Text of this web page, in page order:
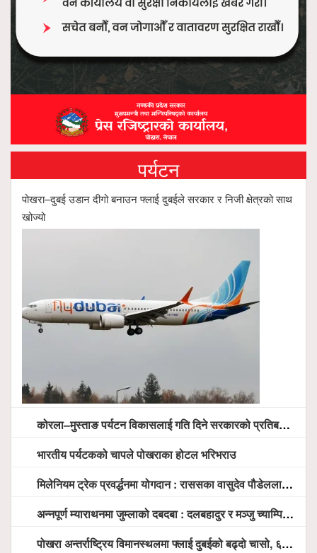
पर्यटन
पोखरा–दुबई उडान दीगो बनाउन फ्लाई दुबईले सरकार र निजी क्षेत्रको साथ
खोज्यो
कोरला–मुस्ताङ पर्यटन विकासलाई गति दिने सरकारको प्रतिबद्धता, स्थानीय सरोकारवालासँग व्यापक छलफल
भारतीय पर्यटकको चापले पोखराका होटल भरिभराउ
मिलेनियम ट्रेक प्रवर्द्धनमा योगदान : राससका वासुदेव पौडेललाई ‘मिलेनियम ट्रेक अवार्ड’ प्रदान गरिने
अन्नपूर्ण म्याराथनमा जुम्लाको दबदबा : दलबहादुर र मञ्जु च्याम्पियन, नगदसहित भव्य सम्मान
पोखरा अन्तर्राष्ट्रिय विमानस्थलमा फ्लाई दुबईको बढ्दो चासो, ६ घण्टा लामो प्राविधिक निरीक्षणपछि दैनिक उडानको ढोका खुल्दै